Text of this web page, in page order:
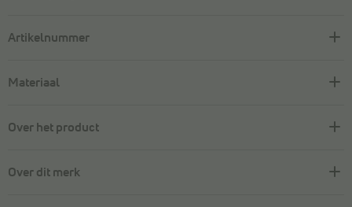
Artikelnummer
Materiaal
Over het product
Over dit merk